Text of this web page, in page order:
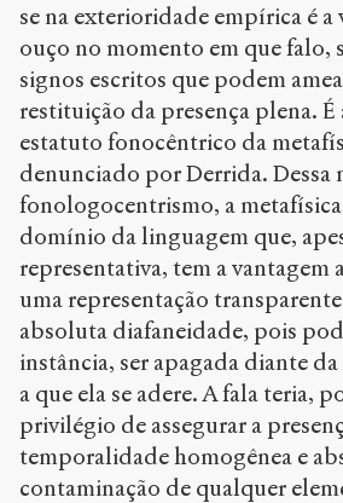
se na exterioridade empírica é a
ouço no momento em que falo,
signos escritos que podem
restituição da presença plena. É
estatuto fonocêntrico da
denunciado por Derrida. Dessa
fonologocentrismo, a
domínio da linguagem que,
representativa, tem a vantagem
uma representação
absoluta diafaneidade, pois
instância, ser apagada diante
a que ela se adere. A fala teria,
privilégio de assegurar a
temporalidade homogênea e
contaminação de qualquer